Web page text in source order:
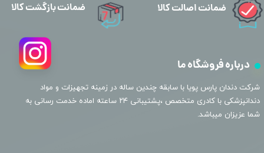
درباره فروشگاه ما
​شرکت دندان پارس پویا با سابقه چندین ساله در زمینه تجهیزات و مواد
دندانپزشکی با کادری متخصص ،پشتیبانی ۲۴ ساعته اماده خدمت رسانی به
شما عزیزان میباشد.
ضمانت اصالت کالا ضمانت بازگشت کالا